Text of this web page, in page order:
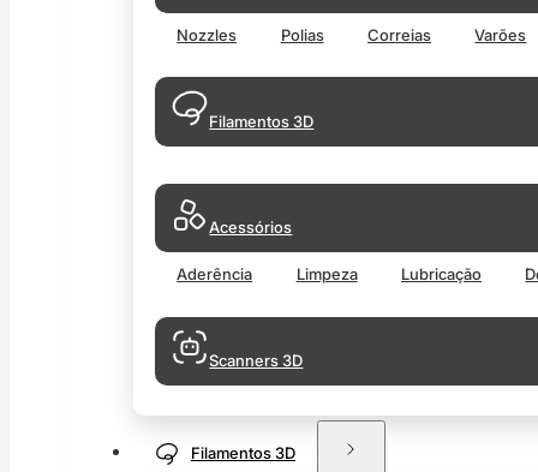
Nozzles Polias Correias Varões
Filamentos 3D
Acessórios
Aderência Limpeza Lubricação
Scanners 3D
Filamentos 3D